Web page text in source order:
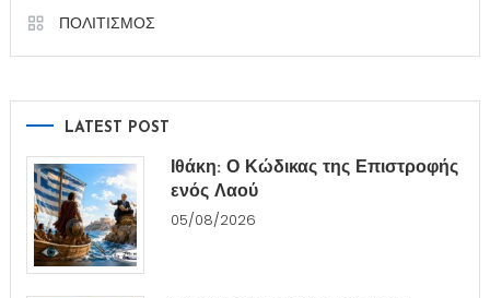
ΠΟΛΙΤΙΣΜΟΣ
LATEST POST
Ιθάκη: Ο Κώδικας της Επιστροφής
ενός Λαού
05/08/2026